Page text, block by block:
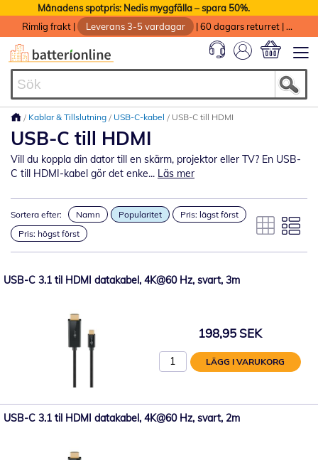
Månadens spotpris: Nedis myggfälla – spara 50%.
Rimlig frakt | Leverans 3-5 vardagar |60 dagars returret |
Kablar & Tillslutning USB-C-kabel USB-C till HDMI
USB-C till HDMI
Vill du koppla din dator till en skärm, projektor eller TV? En USB-
C till HDMI-kabel gör det enke... Läs mer
Sortera efter: Namn Popularitet
Pris: lägst först
Pris: högst först
USB-C 3.1 til HDMI datakabel, 4K@60 Hz, svart, 3m
198,95 SEK
LÄGG I VARUKORG
USB-C 3.1 til HDMI datakabel, 4K@60 Hz, svart, 2m